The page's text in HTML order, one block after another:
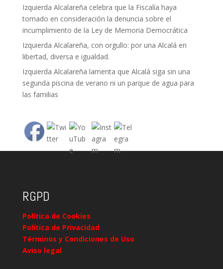
Izquierda Alcalareña celebra que la Fiscalía haya
tomado en consideración la denuncia sobre el
incumplimiento de la Ley de Memoria Democrática
Izquierda Alcalareña, con orgullo: por una Alcalá en
libertad, diversa e igualdad.
Izquierda Alcalareña lamenta que Alcalá siga sin una
segunda piscina de verano ni un parque de agua para
las familias
RGPD
Política de Cookies
Política de Privacidad
Términos y Condiciones de Uso
Aviso legal